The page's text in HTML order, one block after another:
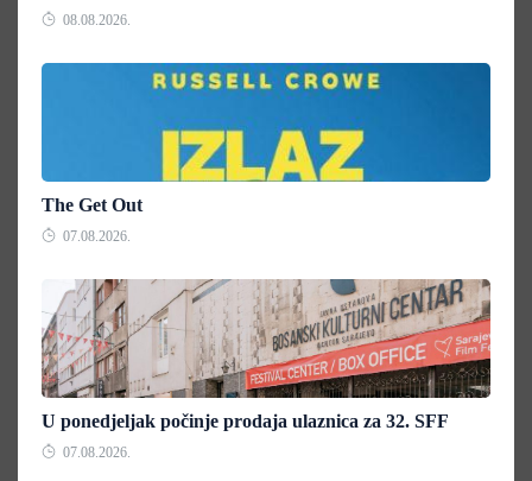
08.08.2026.
The Get Out
07.08.2026.
U ponedjeljak počinje prodaja ulaznica za 32. SFF
07.08.2026.